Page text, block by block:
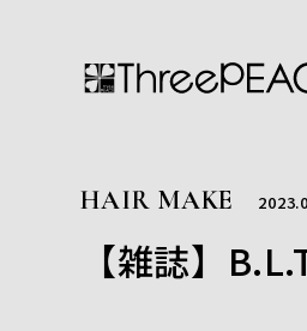
HAIR MAKE
【雑誌】